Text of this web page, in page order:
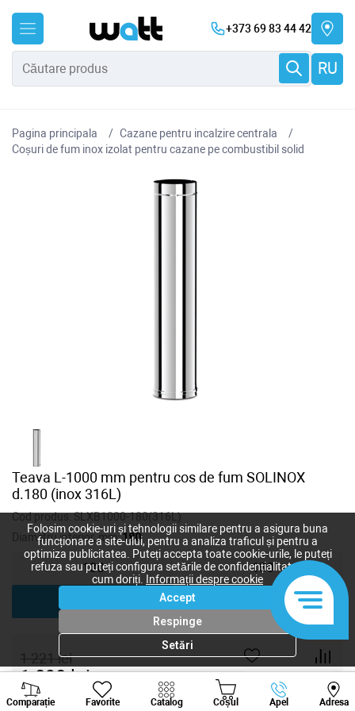
+373 69 83 44 42
RU
Pagina principala
Cazane pentru incalzire centrala
Coșuri de fum inox izolat pentru cazane pe combustibil solid
Teava L-1000 mm pentru cos de fum SOLINOX
d.180 (inox 316L)
Cod produs:SLXB1000-180(316L)
Diametru interior, mm:180
130 150
1 221lei
1 090lei
Comparație Favorite Catalog Coșul Apel Adresa
Viber Whatsapp
Folosim cookie-uri și tehnologii similare pentru a asigura buna
funcționare a site-ului, pentru a analiza traficul și pentru a
optimiza publicitatea. Puteți accepta toate cookie-urile, le puteți
refuza sau puteți configura setările de confidențialitate după
cum doriți.
Informații despre cookie
Accept
Respinge
Setări